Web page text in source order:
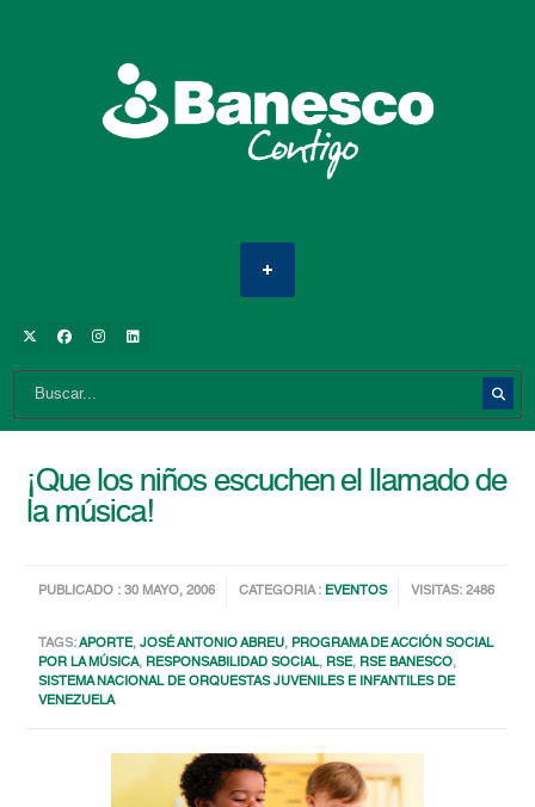
¡Que los niños escuchen el llamado de
la música!
PUBLICADO : 30 MAYO, 2006 CATEGORIA : EVENTOS VISITAS: 2486
TAGS:APORTE,JOSÉ ANTONIO ABREU, PROGRAMA DE ACCIÓN SOCIAL
POR LA MÚSICA, RESPONSABILIDAD SOCIAL, RSE, RSE BANESCO,
SISTEMA NACIONAL DE ORQUESTAS JUVENILES E INFANTILES DE
VENEZUELA